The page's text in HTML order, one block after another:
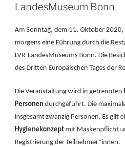
LandesMuseum Bonn
Am Sonntag, dem 11. Oktober
morgens eine Führung durch die
LVR-LandesMuseums Bonn. Die
des Dritten Europäischen Tages der
Die Veranstaltung wird in getrennten
Personen durchgeführt. Die
insgesamt zwanzig Personen. Es gilt
Hygienekonzept mit Maskenpflicht
Registrierung der Teilnehmer*innen.